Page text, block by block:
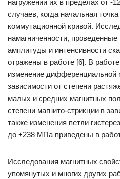
нагружении их в пределах от -
случаев, когда начальная
коммутационной кривой.
намагниченности,
амплитуды и интенсивности
отражены в работе [6]. В
изменение дифференциальной
зависимости от степени
малых и средних магнитных
степени магнито-стрикции в
также изменения петли
до +238 МПа приведены в
Исследования магнитных
упомянутых и многих других